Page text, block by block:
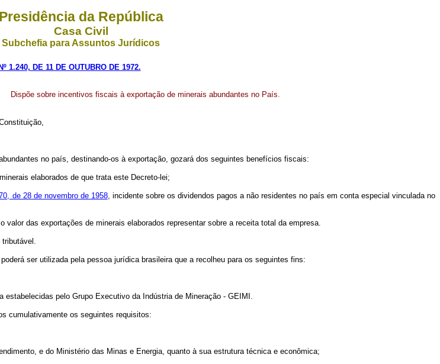
Presidência da República
Casa Civil
Subchefia para Assuntos Jurídicos
1.240, DE 11 DE OUTUBRO DE 1972.
Dispõe sobre incentivos fiscais à exportação de minerais abundantes no País.
no país, destinando-os à exportação, gozará dos seguintes benefícios fiscais:
elaborados de que trata este Decreto-lei;
de 28 de novembro de 1958, incidente sobre os dividendos pagos a não residentes no país em conta especial vinculada no
das exportações de minerais elaborados representar sobre a receita total da empresa.
tributável.
ser utilizada pela pessoa jurídica brasileira que a recolheu para os seguintes fins:
estabelecidas pelo Grupo Executivo da Indústria de Mineração - GEIMI.
cumulativamente os seguintes requisitos:
e do Ministério das Minas e Energia, quanto à sua estrutura técnica e econômica;